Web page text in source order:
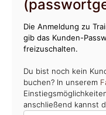
Die Anmeldung zu
gib das Kunden-
freizuschalten.
Du bist noch kein
buchen? In unserem
anschließend kannst